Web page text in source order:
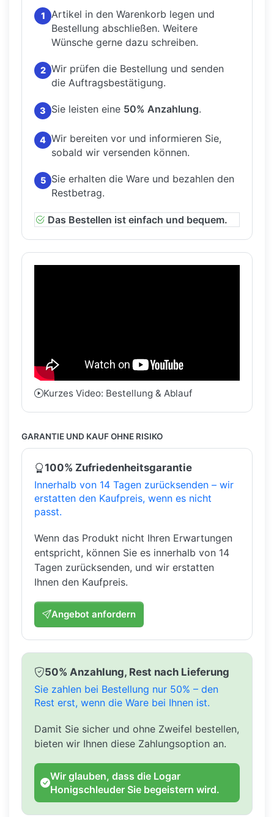
1
Artikel in den Warenkorb legen und
Bestellung abschließen. Weitere
Wünsche gerne dazu schreiben.
2 Wir prüfen die Bestellung und senden
die Auftragsbestätigung.
3 Sie leisten eine 50% Anzahlung.
4 Wir bereiten vor und informieren Sie,
sobald wir versenden können.
5
Sie erhalten die Ware und bezahlen den
Restbetrag.
Das Bestellen ist einfach und bequem.
Kurzes Video: Bestellung & Ablauf
GARANTIE UND KAUF OHNE RISIKO
100% Zufriedenheitsgarantie
Innerhalb von 14 Tagen zurücksenden – wir
erstatten den Kaufpreis, wenn es nicht
passt.
Wenn das Produkt nicht Ihren Erwartungen
entspricht, können Sie es innerhalb von 14
Tagen zurücksenden, und wir erstatten
Ihnen den Kaufpreis.
Angebot anfordern
50% Anzahlung, Rest nach Lieferung
Sie zahlen bei Bestellung nur 50% – den
Rest erst, wenn die Ware bei Ihnen ist.
Damit Sie sicher und ohne Zweifel bestellen,
bieten wir Ihnen diese Zahlungsoption an.
Wir glauben, dass die Logar
Honigschleuder Sie begeistern wird.